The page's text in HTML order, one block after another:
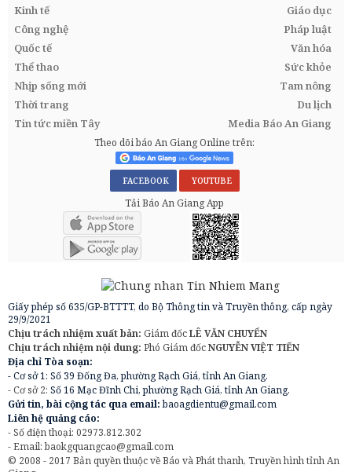
Kinh tế
Giáo dục
Công nghệ
Pháp luật
Quốc tế
Văn hóa
Thể thao
Sức khỏe
Nhịp sống mới
Tam nông
Thời trang
Du lịch
Tin tức miền Tây
Media Báo An Giang
Theo dõi báo An Giang Online trên:
FACEBOOK YOUTUBE
Tải Báo An Giang App
Giấy phép số 635/GP-BTTTT, do Bộ Thông tin và Truyền thông, cấp ngày
29/9/2021
Chịu trách nhiệm xuất bản: Giám đốcLÊ VĂN CHUYỂN
Chịu trách nhiệm nội dung: Phó Giám đốcNGUYỄN VIỆT TIẾN
Địa chỉ Tòa soạn:
- Cơ sở 1: Số 39 Đống Đa, phường Rạch Giá, tỉnh An Giang.
- Cơ sở 2: Số 16 Mạc Đĩnh Chi, phường Rạch Giá, tỉnh An Giang.
Gửi tin, bài cộng tác qua email:baoagdientu@gmail.com
Liên hệ quảng cáo:
- Số điện thoại: 02973.812.302
- Email:baokgquangcao@gmail.com
© 2008 - 2017 Bản quyền thuộc về Báo và Phát thanh, Truyền hình tỉnh An